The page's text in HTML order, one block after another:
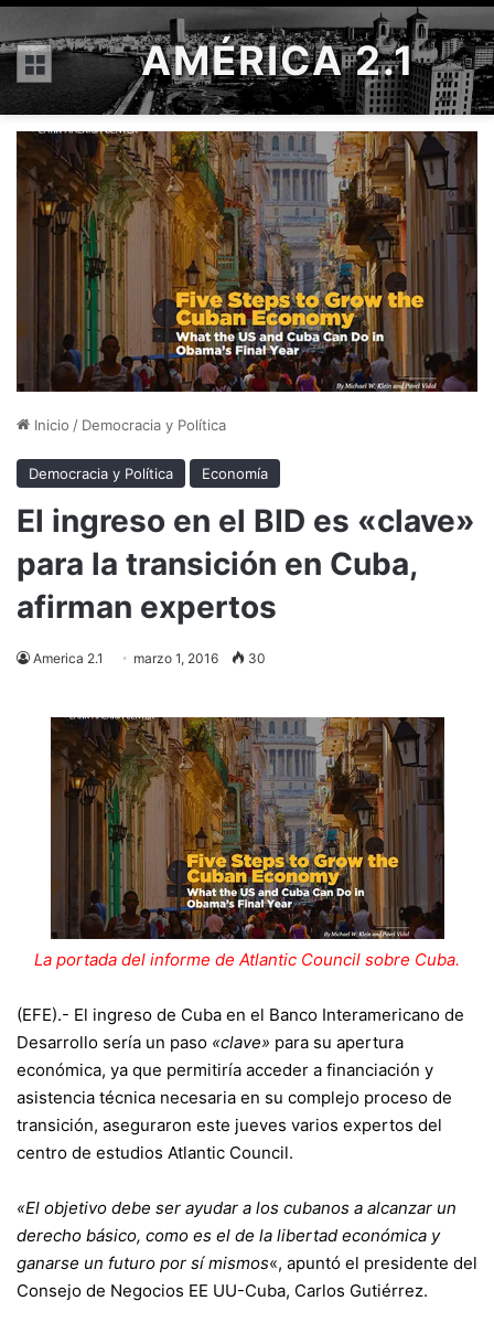
Menú AMÉRICA 2.1
Inicio / Democracia y Política
Democracia y Política Economía
El ingreso en el BID es «clave»
para la transición en Cuba,
afirman expertos
America 2.1 marzo 1, 2016 30
La portada del informe de Atlantic Council sobre Cuba.
(EFE).- El ingreso de Cuba en el Banco Interamericano de
Desarrollo sería un paso «clave» para su apertura
económica, ya que permitiría acceder a financiación y
asistencia técnica necesaria en su complejo proceso de
transición, aseguraron este jueves varios expertos del
centro de estudios Atlantic Council.
«El objetivo debe ser ayudar a los cubanos a alcanzar un
derecho básico, como es el de la libertad económica y
ganarse un futuro por sí mismos«, apuntó el presidente del
Consejo de Negocios EE UU-Cuba, Carlos Gutiérrez.